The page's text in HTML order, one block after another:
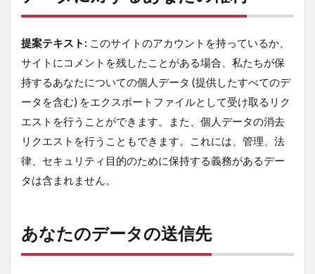
提案テキスト: このサイトのアカウントを持っているか、
サイトにコメントを残したことがある場合、私たちが保
持するあなたについての個人データ (提供したすべてのデ
ータを含む) をエクスポートファイルとして受け取るリク
エストを行うことができます。また、個人データの消去
リクエストを行うこともできます。これには、管理、法
律、セキュリティ目的のために保持する義務があるデー
タは含まれません。
あなたのデータの送信先